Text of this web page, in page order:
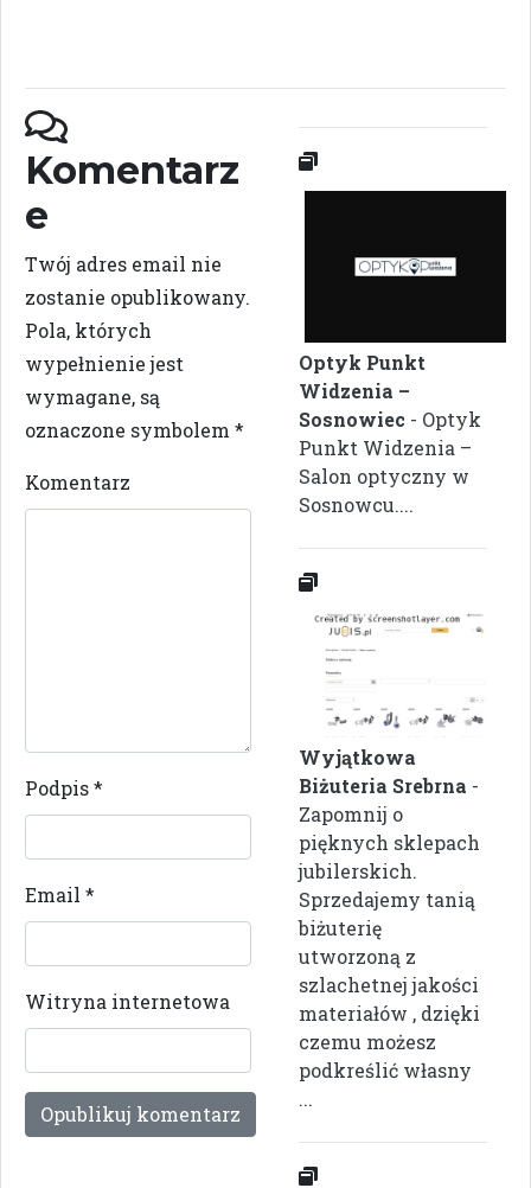
Komentarz
e
Twój adres email nie
zostanie opublikowany.
Pola, których
wypełnienie jest
wymagane, są
oznaczone symbolem *
Komentarz
Podpis*
Email *
Witryna internetowa
Optyk Punkt
Widzenia –
Sosnowiec - Optyk
Punkt Widzenia –
Salon optyczny w
Sosnowcu....
Wyjątkowa
Biżuteria Srebrna -
Zapomnij o
pięknych sklepach
jubilerskich.
Sprzedajemy tanią
biżuterię
utworzoną z
szlachetnej jakości
materiałów , dzięki
czemu możesz
podkreślić własny
...